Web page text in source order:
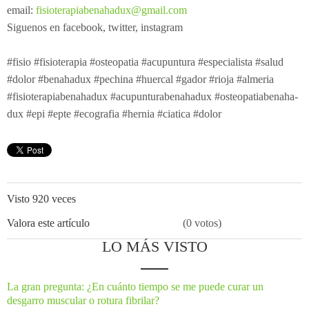
email: fisioterapiabenahadux@gmail.com
Siguenos en facebook, twitter, instagram
#fisio #fisioterapia #osteopatia #acupuntura #especialista #salud
#dolor #benahadux #pechina #huercal #gador #rioja #almeria
#fisioterapiabenahadux #acupunturabenahadux #osteopatiabenaha-
dux #epi #epte #ecografia #hernia #ciatica #dolor
Visto 920 veces
Valora este artículo (0 votos)
LO MÁS VISTO
La gran pregunta: ¿En cuánto tiempo se me puede curar un
desgarro muscular o rotura fibrilar?